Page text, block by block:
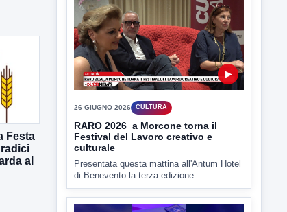
Festa
al
26 GIUGNO 2026 CULTURA
RARO 2026_a Morcone torna il
Festival del Lavoro creativo e
culturale
Presentata questa mattina all'Antum Hotel
di Benevento la terza edizione...
▶